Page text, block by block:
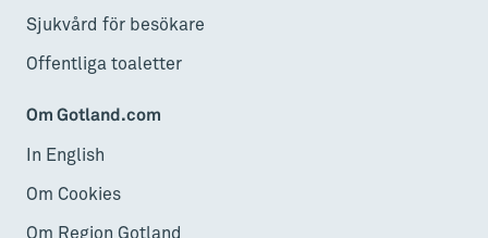
Sjukvård för besökare
Offentliga toaletter
Om Gotland.com
In English
Om Cookies
Om Region Gotland